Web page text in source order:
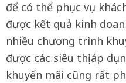
để có thể phục vụ
được kết quả kinh
nhiều chương trình
được các siêu thị áp
khuyến mãi cũng rất